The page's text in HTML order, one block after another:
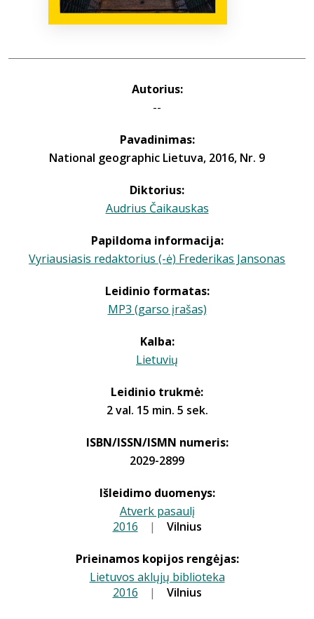
Autorius:
--
Pavadinimas:
National geographic Lietuva, 2016, Nr. 9
Diktorius:
Audrius Čaikauskas
Papildoma informacija:
Vyriausiasis redaktorius (-ė) Frederikas Jansonas
Leidinio formatas:
MP3 (garso įrašas)
Kalba:
Lietuvių
Leidinio trukmė:
2 val. 15 min. 5 sek.
ISBN/ISSN/ISMN numeris:
2029-2899
Išleidimo duomenys:
Atverk pasaulį
2016 | Vilnius
Prieinamos kopijos rengėjas:
Lietuvos aklųjų biblioteka
2016 | Vilnius